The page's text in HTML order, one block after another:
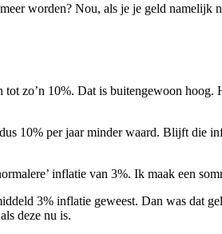
worden? Nou, als je je geld namelijk
zo’n 10%. Dat is buitengewoon
10% per jaar minder waard. Blijft die
inflatie van 3%. Ik maak een
3% inflatie geweest. Dan was dat
deze nu is.